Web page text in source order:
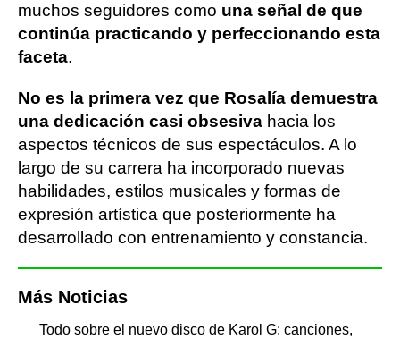
muchos seguidores como una señal de que
continúa practicando y perfeccionando esta
faceta.
No es la primera vez que Rosalía demuestra
una dedicación casi obsesiva hacia los
aspectos técnicos de sus espectáculos. A lo
largo de su carrera ha incorporado nuevas
habilidades, estilos musicales y formas de
expresión artística que posteriormente ha
desarrollado con entrenamiento y constancia.
Más Noticias
Todo sobre el nuevo disco de Karol G: canciones,